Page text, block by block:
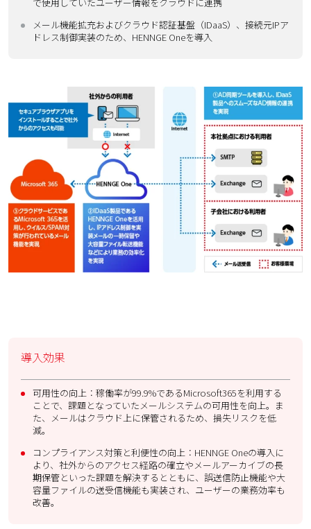
で使用していたユーザー情報をクラウドに連携
メール機能拡充およびクラウド認証基盤（IDaaS）、接続元IPア
ドレス制御実装のため、HENNGE Oneを導入
導入効果
可用性の向上：稼働率が99.9%であるMicrosoft365を利用する
ことで、課題となっていたメールシステムの可用性を向上。ま
た、メールはクラウド上に保管されるため、損失リスクを低
減。
コンプライアンス対策と利便性の向上：HENNGE Oneの導入に
より、社外からのアクセス経路の確立やメールアーカイブの長
期保管といった課題を解決するとともに、誤送信防止機能や大
容量ファイルの送受信機能も実装され、ユーザーの業務効率も
改善。